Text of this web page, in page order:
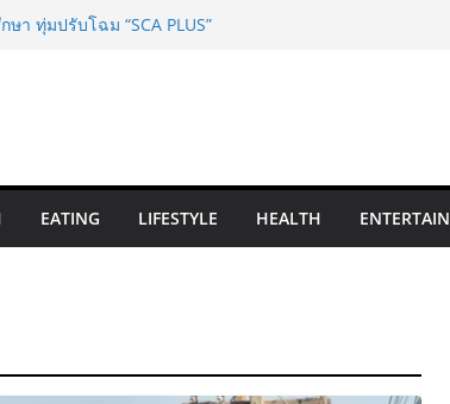
า ทุ่มปรับโฉม “SCA PLUS”
นศิลปะสะสมสุดลิมิเต็ด
ยกระดับการเชื่อม
EATING LIFESTYLE HEALTH ENTERTAIN